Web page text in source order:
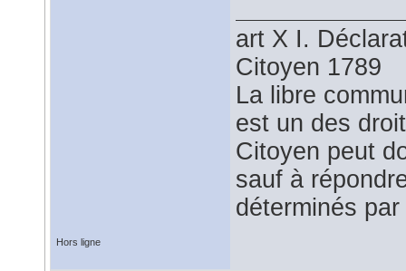
art X I.
Citoyen 1789
La libre
est un des
Citoyen peut
sauf à
déterminés
Hors ligne